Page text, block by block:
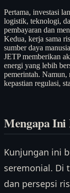
Pertama, investasi
logistik, teknologi,
pembayaran dan
Kedua, kerja sama
sumber daya
JETP memberikan
energi yang lebih
pemerintah. Namun,
kepastian regulasi,
Mengapa Ini
Kunjungan ini
seremonial. Di
dan persepsi